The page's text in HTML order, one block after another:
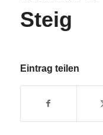
Steig
Eintrag teilen